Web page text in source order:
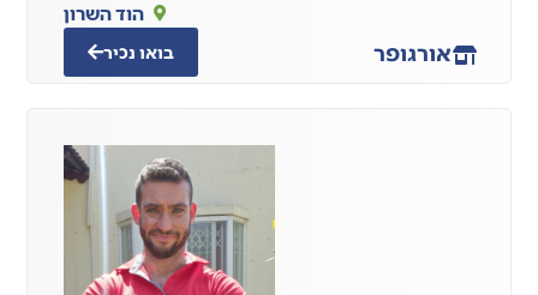
אורגופר
הוד השרון
בואו נכיר